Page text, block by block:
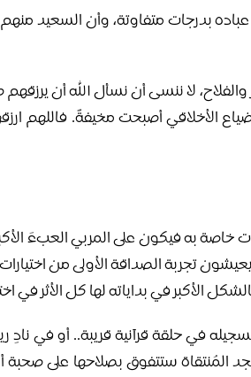
بدرجات متفاوتة، وأن السعيد
لا ننسى أن نسأل الله أن
الأخلاقي أصبحت مخيفةً.
خاصة به فيكون على المربي العبءَ
تجربة الصداقة الأولى من
الأكبر في بداياته لها كل الأثر في
في حلقة قرآنية قريبة.. أو في نادِ
المُنتقاة ستتفوق بصلاحها على صحبة